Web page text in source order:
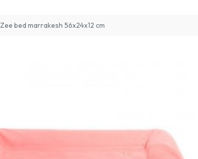
Zee bed marrakesh 56x24x12 cm